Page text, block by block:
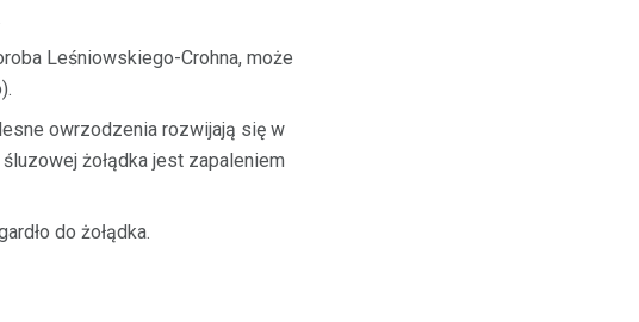
Leśniowskiego-Crohna, może
owrzodzenia rozwijają się w
żołądka jest zapaleniem
do żołądka.